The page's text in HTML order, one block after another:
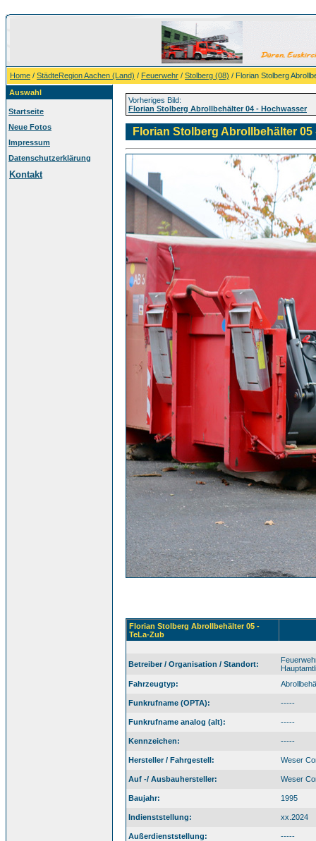
Home / StädteRegion Aachen (Land) / Feuerwehr / Stolberg (08) / Florian Stolberg
Auswahl
Startseite
Neue Fotos
Impressum
Datenschutzerklärung
Kontakt
Vorheriges Bild:
Florian Stolberg Abrollbehälter 04 - Hochwasser
Florian Stolberg Abrollbehälter 05
Florian Stolberg Abrollbehälter 05 -
TeLa-Zub
Betreiber / Organisation / Standort:
Fahrzeugtyp:
Funkrufname (OPTA): -----
Funkrufname analog (alt): -----
Kennzeichen: -----
Hersteller / Fahrgestell: Weser
Auf -/ Ausbauhersteller: Weser
Baujahr: 1995
Indienststellung: xx.2024
Außerdienststellung:
-----